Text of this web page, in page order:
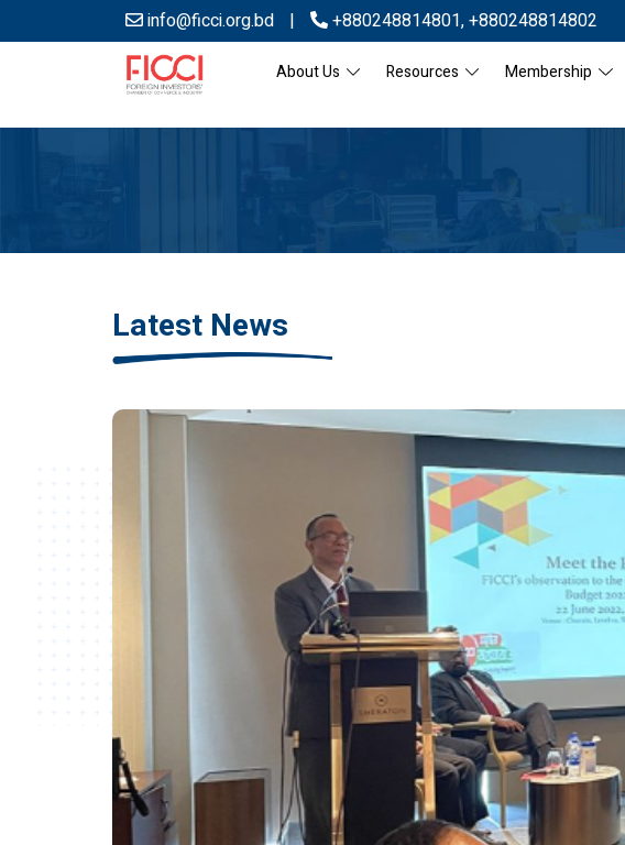
info@ficci.org.bd | +880248814801,+880248814802
About Us Resources Membership
Latest News